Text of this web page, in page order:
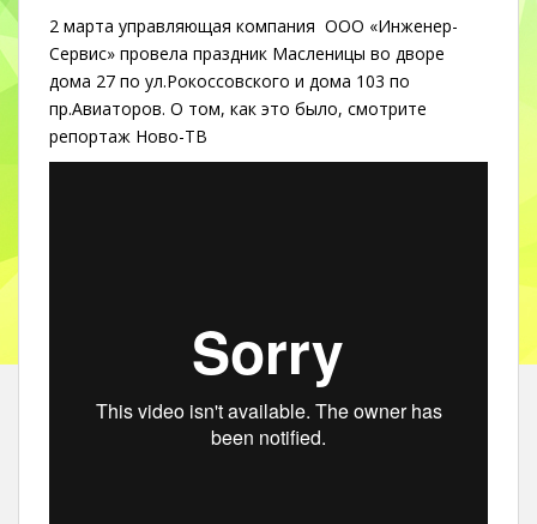
2 марта управляющая компания ООО «Инженер-
Сервис» провела праздник Масленицы во дворе
дома 27 по ул.Рокоссовского и дома 103 по
пр.Авиаторов. О том, как это было, смотрите
репортаж Ново-ТВ